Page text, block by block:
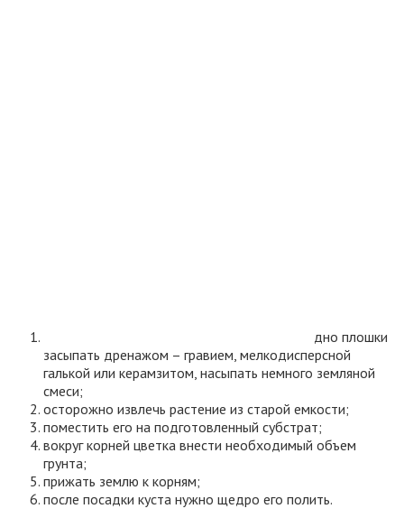
дно плошки
засыпать дренажом – гравием, мелкодисперсной
галькой или керамзитом, насыпать немного земляной
смеси;
осторожно извлечь растение из старой емкости;
поместить его на подготовленный субстрат;
вокруг корней цветка внести необходимый объем
грунта;
прижать землю к корням;
после посадки куста нужно щедро его полить.